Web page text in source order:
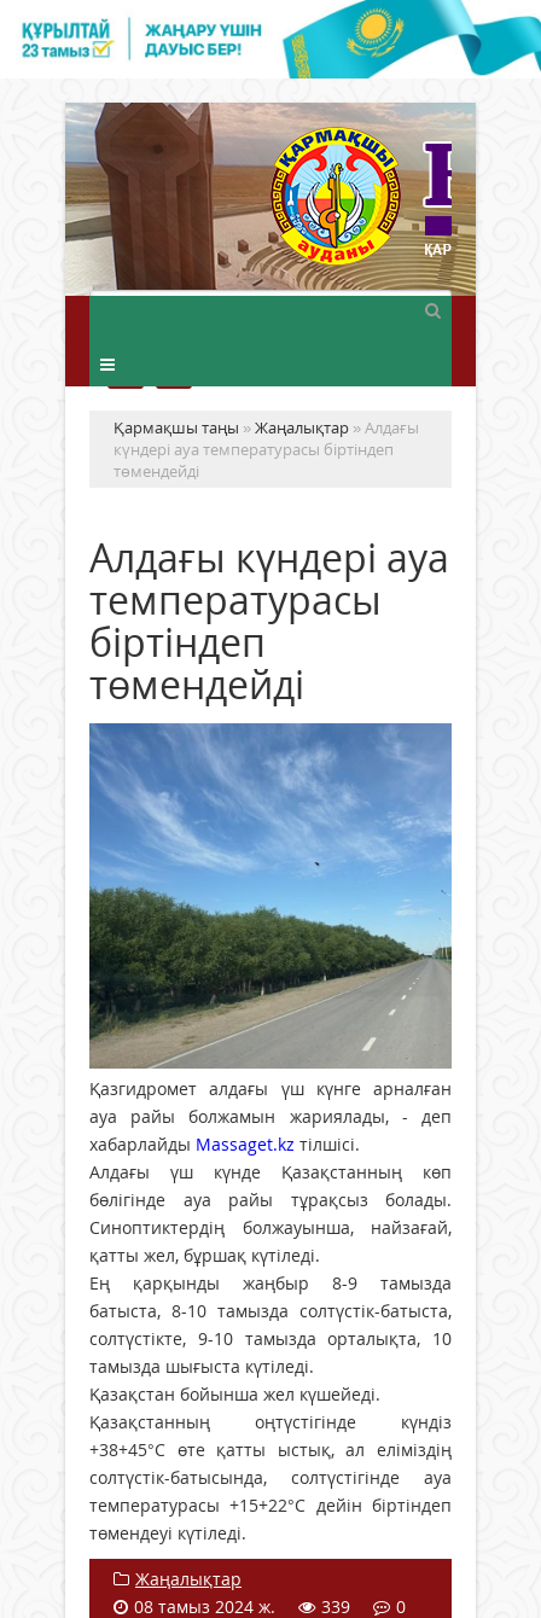
Қармақшы таңы »Жаңалықтар » Алдағы
күндері ауа температурасы біртіндеп
төмендейді
Алдағы күндері ауа
температурасы
біртіндеп
төмендейді
Қазгидромет алдағы үш күнге арналған
ауа райы болжамын жариялады, - деп
хабарлайды Massaget.kz тілшісі.
Алдағы үш күнде Қазақстанның көп
бөлігінде ауа райы тұрақсыз болады.
Синоптиктердің болжауынша, найзағай,
қатты жел, бұршақ күтіледі.
Ең қарқынды жаңбыр 8-9 тамызда
батыста, 8-10 тамызда солтүстік-батыста,
солтүстікте, 9-10 тамызда орталықта, 10
тамызда шығыста күтіледі.
Қазақстан бойынша жел күшейеді.
Қазақстанның оңтүстігінде күндіз
+38+45°С өте қатты ыстық, ал еліміздің
солтүстік-батысында, солтүстігінде ауа
температурасы +15+22°С дейін біртіндеп
төмендеуі күтіледі.
Жаңалықтар
08 тамыз 2024 ж.
339 0